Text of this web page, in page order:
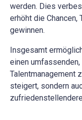
werden. Dies
erhöht die Chancen,
gewinnen.
Insgesamt
einen
Talentmanagement
steigert, sondern